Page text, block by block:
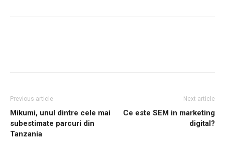
Previous article
Mikumi, unul dintre cele mai
subestimate parcuri din
Tanzania
Next article
Ce este SEM in marketing
digital?